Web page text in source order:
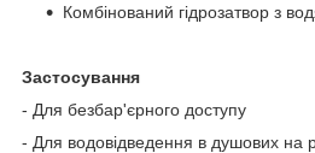
Комбінований гідрозатвор з
Застосування
- Для безбар'єрного доступу
- Для водовідведення в душових на